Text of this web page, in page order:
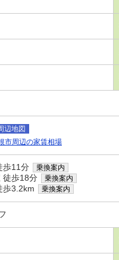
辺地図
市周辺の家賃相場
歩11分 乗換案内
徒歩18分 乗換案内
歩3.2km 乗換案内